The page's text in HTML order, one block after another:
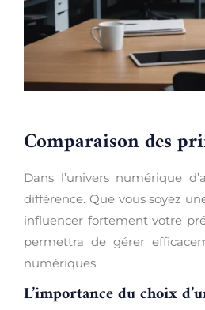
Comparaison des
Dans l’univers numérique
différence. Que vous soyez
influencer fortement votre
permettra de gérer
numériques.
L’importance du choix